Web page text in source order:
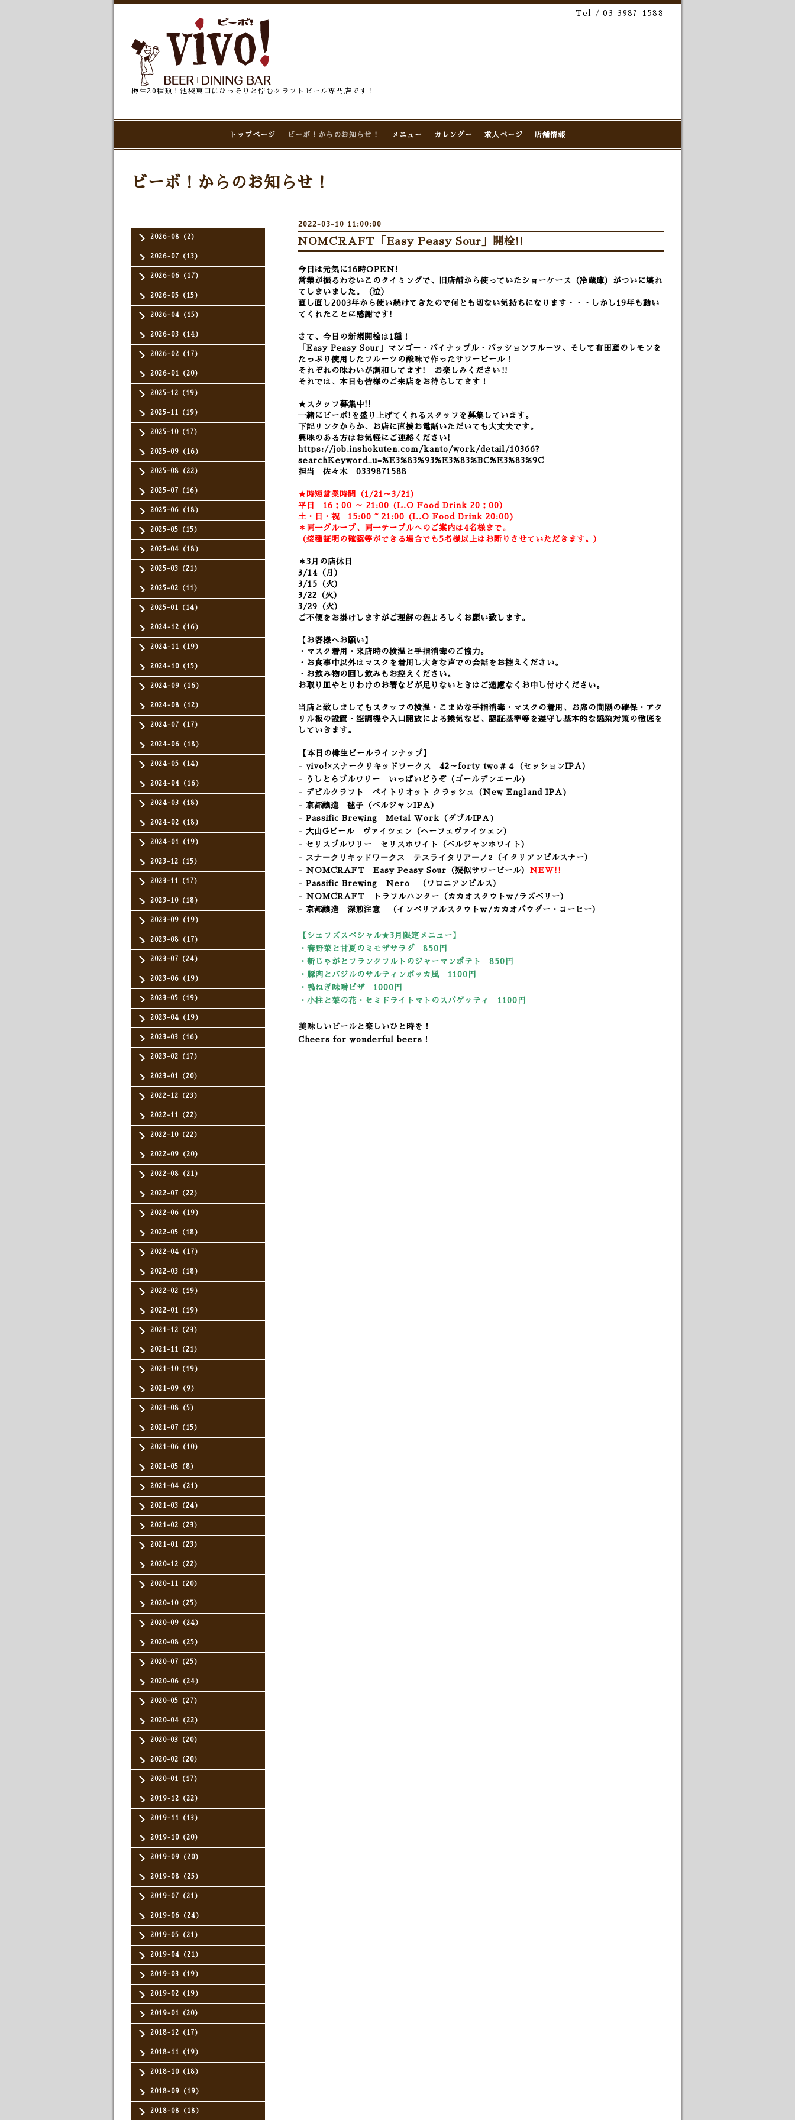
Tel / 03-3987-1588
樽生20種類！池袋東口にひっそりと佇むクラフトビール専門店です！
トップページ ビーボ！からのお知らせ！ メニュー カレンダー 求人ページ 店舗情報
2026-08（2）
2026-07（13）
2026-06（17）
2026-05（15）
2026-04（15）
2026-03（14）
2026-02（17）
2026-01（20）
2025-12（19）
2025-11（19）
2025-10（17）
2025-09（16）
2025-08（22）
2025-07（16）
2025-06（18）
2025-05（15）
2025-04（18）
2025-03（21）
2025-02（11）
2025-01（14）
2024-12（16）
2024-11（19）
2024-10（15）
2024-09（16）
2024-08（12）
2024-07（17）
2024-06（18）
2024-05（14）
2024-04（16）
2024-03（18）
2024-02（18）
2024-01（19）
2023-12（15）
2023-11（17）
2023-10（18）
2023-09（19）
2023-08（17）
2023-07（24）
2023-06（19）
2023-05（19）
2023-04（19）
2023-03（16）
2023-02（17）
2023-01（20）
2022-12（23）
2022-11（22）
2022-10（22）
2022-09（20）
2022-08（21）
2022-07（22）
2022-06（19）
2022-05（18）
2022-04（17）
2022-03（18）
2022-02（19）
2022-01（19）
2021-12（23）
2021-11（21）
2021-10（19）
2021-09（9）
2021-08（5）
2021-07（15）
2021-06（10）
2021-05（8）
2021-04（21）
2021-03（24）
2021-02（23）
2021-01（23）
2020-12（22）
2020-11（20）
2020-10（25）
2020-09（24）
2020-08（25）
2020-07（25）
2020-06（24）
2020-05（27）
2020-04（22）
2020-03（20）
2020-02（20）
2020-01（17）
2019-12（22）
2019-11（13）
2019-10（20）
2019-09（20）
2019-08（25）
2019-07（21）
2019-06（24）
2019-05（21）
2019-04（21）
2019-03（19）
2019-02（19）
2019-01（20）
2018-12（17）
2018-11（19）
2018-10（18）
2018-09（19）
2018-08（18）
ビーボ！からのお知らせ！
2022-03-10 11:00:00
NOMCRAFT「Easy Peasy Sour」開栓!!
今日は元気に16時OPEN!
営業が振るわないこのタイミングで、旧店舗から使っていたショーケース（冷蔵庫）がついに壊れ
てしまいました。（泣）
直し直し2003年から使い続けてきたので何とも切ない気持ちになります・・・
しかし19年も動い
てくれたことに感謝です!
さて、今日の新規開栓は1種！
「Easy Peasy Sour」マンゴー・パイナップル・パッションフルーツ、そして有田産のレモンを
たっぷり使用したフルーツの酸味で作ったサワービール！
それぞれの味わいが調和してます! お楽しみください‼
それでは、本日も皆様のご来店を お待ちしてます！
★スタッフ募集中!!
一緒にビーボ!を盛り上げてくれるスタッフを募集しています。
下記リンクからか、お店に直接お電話いただいても大丈夫です。
興味のある方はお気軽にご連絡ください!
https://job.inshokuten.com/kanto/work/detail/10366?
searchKeyword_u=%E3%83%93%E3%83%BC%E3%83%9C
担当 佐々木 0339871588
★時短営業時間（1/21～3/21）
平日 16：00 ～ 21:00 (L.O Food Drink 20：00）
土・日・祝 15:00 ~ 21:00 (L.O Food Drink 20:00)
＊同一グループ、同一テーブルへのご案内は4名様まで。
（接種証明の確認等ができる場合でも5名様以上はお断りさせていただきます。）
＊ 3月の店休日
3/14（月）
3/15（火）
3/22（火）
3/29（火）
ご不便をお掛けしますがご理解の程よろしくお願い致します。
【お客様へお願い】
・マスク着用・来店時の検温と手指消毒のご協力。
・お食事中以外はマスクを着用し大きな声での会話をお控えください。
・お飲み物の回し飲みもお控えください。
お取り皿やとりわけのお箸などが足りないときはご遠慮なくお申し付けください。
当店と致しましてもスタッフの検温・こまめな手指消毒・マスクの着用、 お席の間隔の確保・アク
リル板の設置・空調機や入口開放による換気など、認証基準等を遵守し基本的な感染対策の徹底を
していきます。
【本日の樽生ビールラインナップ】
- vivo!×スナークリキッドワークス 42～forty two＃４（セッションIPA）
- うしとらブルワリー いっぱいどうぞ （ゴールデンエール)
- デビルクラフト ペイトリオット クラッシュ
（New England IPA)
- 京都醸造 毬子（ベルジャンIPA）
- Passific Brewing Metal Work（ダブルIPA)
- 大山Gビール ヴァイツェン（ヘーフェヴァイツェン）
- セリスブルワリー セリスホワイト（ベルジャンホワイト）
- スナークリキッドワークス テスライタリアーノ2
（イタリアンピルスナー）
- NOMCRAFT Easy Peasy Sour （疑似サワービール） NEW!!
- Passific Brewing Nero （ワロニアンピルス）
- NOMCRAFT トラフルハンター（カカオスタウトｗ/ラズベリー）
- 京都醸造 深煎注意 （インペリアルスタウトｗ/カカオパウダー・コーヒー）
【シェフズスペシャル★3 月限定メニュー】
・春野菜と甘夏のミモザサラダ 850円
・新じゃがとフランクフルトのジャーマンポテト 850円
・豚肉とバジルのサルティンボッカ風 1100円
・鴨ねぎ味噌ピザ 1000円
・小柱と菜の花・セミドライトマトのスパゲッティ 1100円
美味しいビールと楽しいひと時を！
Cheers for wonderful beers！